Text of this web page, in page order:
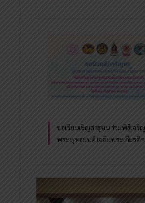
ขอเรียนเชิญสาธุชน ร่วมพิธีเจริญ
พระพุทธมนต์ เฉลิมพระเกียรติฯ